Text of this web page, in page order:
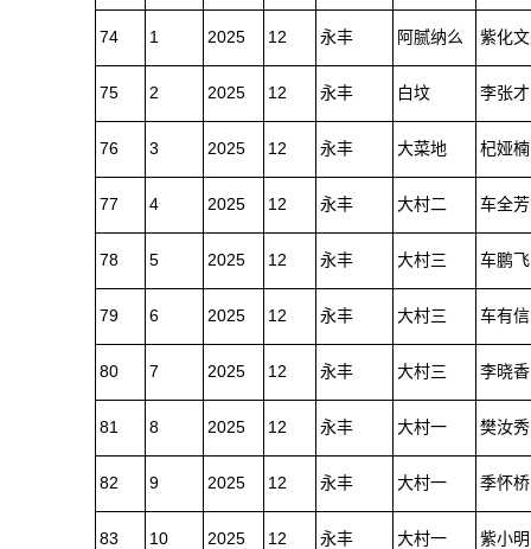
74 1 2025 12 永丰 阿腻纳么 紫化文
75 2 2025 12 永丰 白坟 李张才
76 3 2025 12 永丰 大菜地 杞娅楠
77 4 2025 12 永丰 大村二 车全芳
78 5 2025 12 永丰 大村三 车鹏飞
79 6 2025 12 永丰 大村三 车有信
80 7 2025 12 永丰 大村三 李晓香
81 8 2025 12 永丰 大村一 樊汝秀
82 9 2025 12 永丰 大村一 季怀桥
83 10 2025 12 永丰 大村一 紫小明